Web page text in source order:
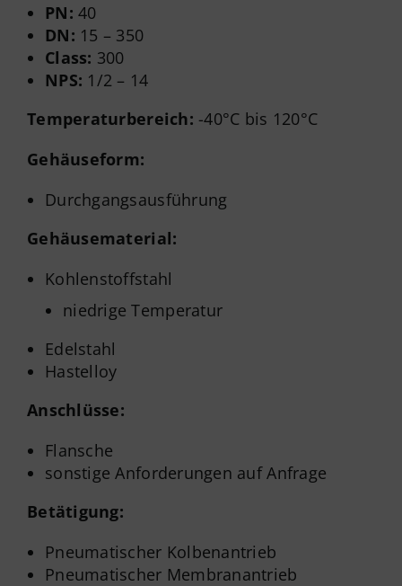
PN: 40
DN: 15 – 350
Class: 300
NPS: 1/2 – 14
Temperaturbereich: -40°C bis 120°C
Gehäuseform:
Durchgangsausführung
Gehäusematerial:
Kohlenstoffstahl
niedrige Temperatur
Edelstahl
Hastelloy
Anschlüsse:
Flansche
sonstige Anforderungen auf Anfrage
Betätigung:
Pneumatischer Kolbenantrieb
Pneumatischer Membranantrieb